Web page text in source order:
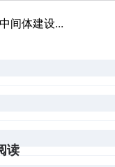
间体建设...
读